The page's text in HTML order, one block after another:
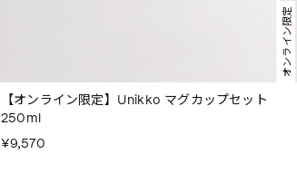
【オンライン限定】Unikko マグカップセット
250ml
¥9,570
オンライン限定